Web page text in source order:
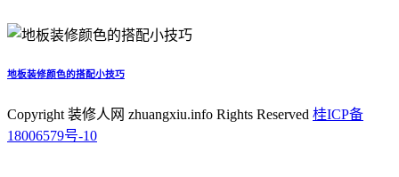
地板装修颜色的搭配小技巧
Copyright 装修人网 zhuangxiu.info Rights Reserved 桂ICP备
18006579号-10